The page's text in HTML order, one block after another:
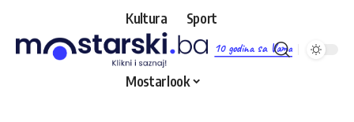
10 godina sa Vama
Kultura Sport
Mostarlook